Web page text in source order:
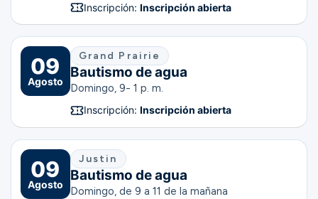
Inscripción: Inscripción abierta
09
Agosto
Grand Prairie
Bautismo de agua
Domingo, 9- 1 p. m.
Inscripción: Inscripción abierta
09
Agosto
Justin
Bautismo de agua
Domingo, de 9 a 11 de la mañana